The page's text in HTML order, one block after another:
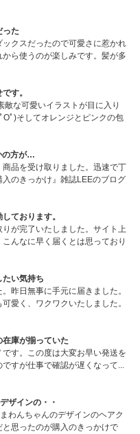
った
クスだったので可愛さに惹かれ
ら使うのが楽しみです。髪が多
す。
な可愛いイラストが目に入り
ﾟ)そしてオレンジとピンクの包
の方が…
品を受け取りました。迅速で丁
のきっかけ』雑誌LEEのブログ
ております。
が完了いたしました。サイト上
んなに早く届くとは思っており
たい気持ち
昨日無事に手元に届きました。
愛く、ワクワクいたしました。
庫が揃っていた
す。この度は大変お早い発送を
すが仕事で確認が遅くなって...
ザインの・・
わんちゃんのデザインのヘアク
思ったのが購入のきっかけで